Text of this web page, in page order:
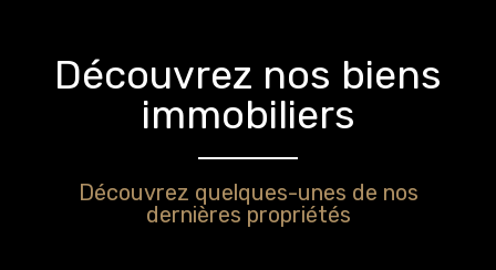
Découvrez nos biens
immobiliers
Découvrez quelques-unes de nos
dernières propriétés